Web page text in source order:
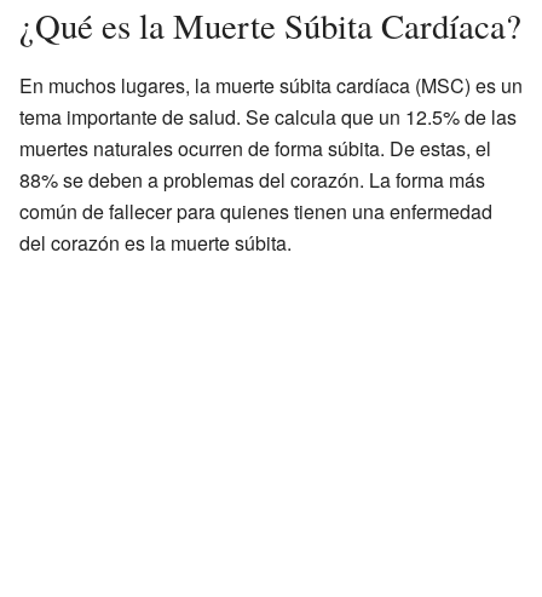
¿Qué es la Muerte Súbita Cardíaca?
En muchos lugares, la muerte súbita cardíaca (MSC) es un
tema importante de salud. Se calcula que un 12.5% de las
muertes naturales ocurren de forma súbita. De estas, el
88% se deben a problemas del corazón. La forma más
común de fallecer para quienes tienen una enfermedad
del corazón es la muerte súbita.